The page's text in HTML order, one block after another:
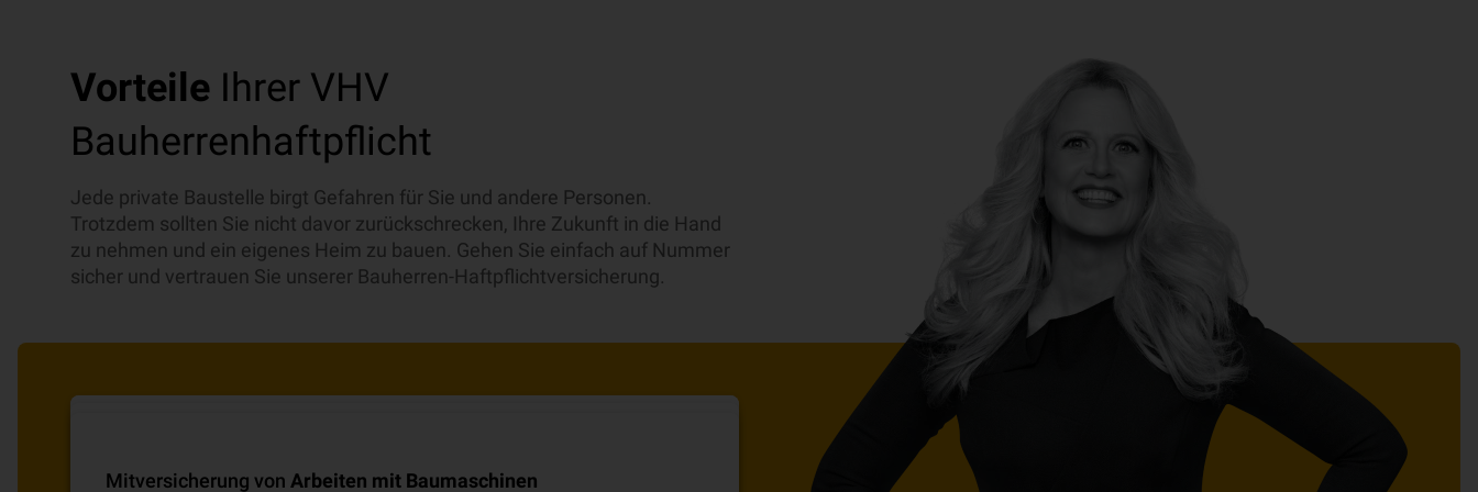
Vorteile Ihrer VHV
Bauherrenhaftpflicht
Jede private Baustelle birgt Gefahren für Sie und andere Personen.
Trotzdem sollten Sie nicht davor zurückschrecken, Ihre Zukunft in die Hand
zu nehmen und ein eigenes Heim zu bauen. Gehen Sie einfach auf Nummer
sicher und vertrauen Sie unserer Bauherren-Haftpflichtversicherung.
Schutz für Bauvorhaben mit Bausummen unter 10 Mio. EUR
Mitversicherung von Arbeiten mit Baumaschinen